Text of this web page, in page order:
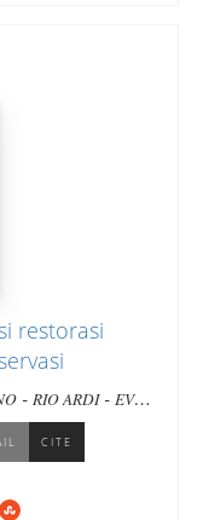
restorasi
- RIO ARDI- EVI
CITE